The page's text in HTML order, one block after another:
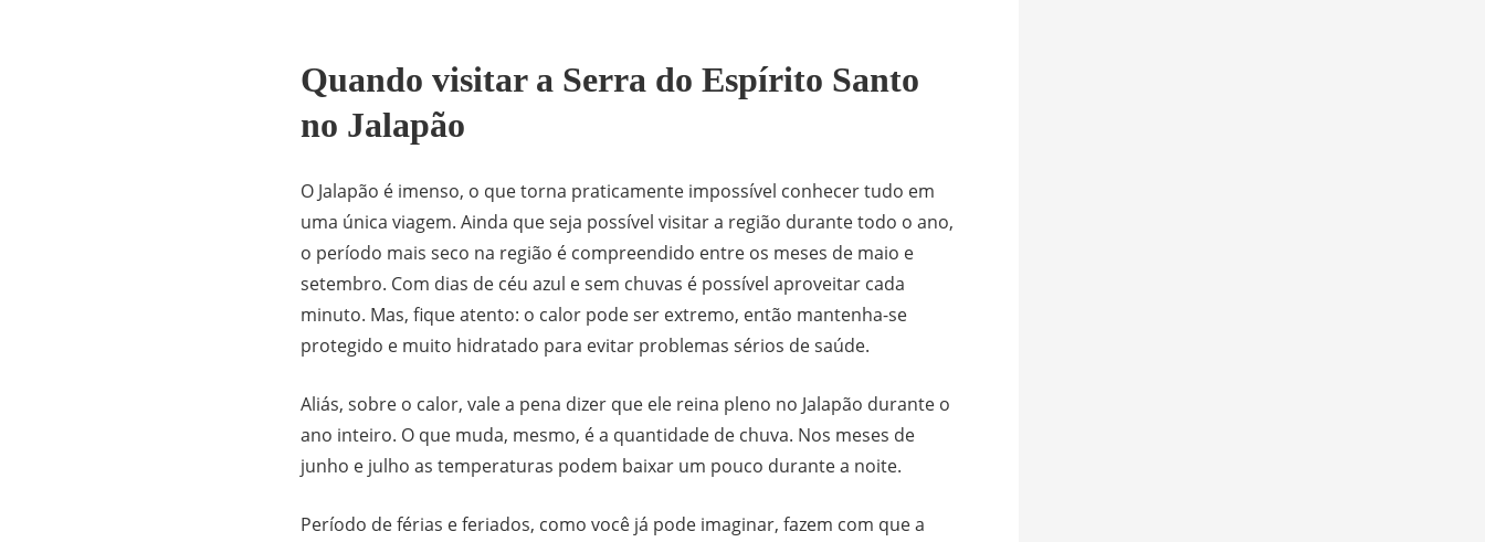
Quando visitar a Serra do Espírito Santo
no Jalapão
O Jalapão é imenso, o que torna praticamente impossível conhecer tudo em
uma única viagem. Ainda que seja possível visitar a região durante todo o ano,
o período mais seco na região é compreendido entre os meses de maio e
setembro. Com dias de céu azul e sem chuvas é possível aproveitar cada
minuto. Mas, fique atento: o calor pode ser extremo, então mantenha-se
protegido e muito hidratado para evitar problemas sérios de saúde.
Aliás, sobre o calor, vale a pena dizer que ele reina pleno no Jalapão durante o
ano inteiro. O que muda, mesmo, é a quantidade de chuva. Nos meses de
junho e julho as temperaturas podem baixar um pouco durante a noite.
Período de férias e feriados, como você já pode imaginar, fazem com que a